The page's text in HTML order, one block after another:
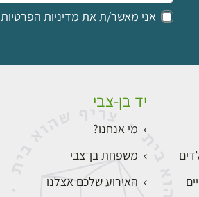
אני מאשר/ת את מדיניות הפרטיות
יד בן-צבי
מי אנחנו?
משפחת בן־צבי
האירוע שלכם אצלנו